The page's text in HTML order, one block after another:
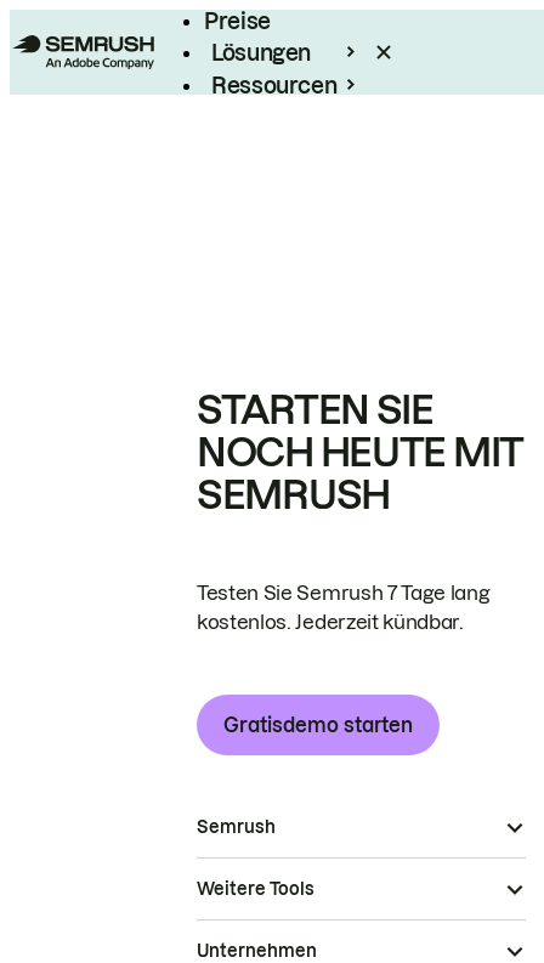
Preise
Lösungen
Ressourcen
STARTEN SIE
NOCH HEUTE MIT
SEMRUSH
Testen Sie Semrush 7 Tage lang
kostenlos. Jederzeit kündbar.
Gratisdemo starten
Semrush
Weitere Tools
Unternehmen